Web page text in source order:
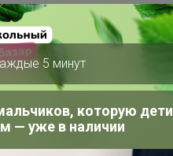
5 минут
которую дети
— уже в наличии